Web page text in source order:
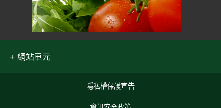
網站單元
隱私權保護宣告